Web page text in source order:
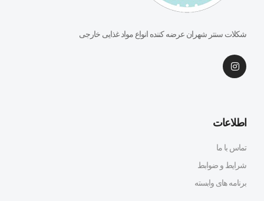
شکلات سنتر شهران عرضه کننده انواع مواد غذایی خارجی
اطلاعات
تماس با ما
شرایط و ضوابط
برنامه های وابسته